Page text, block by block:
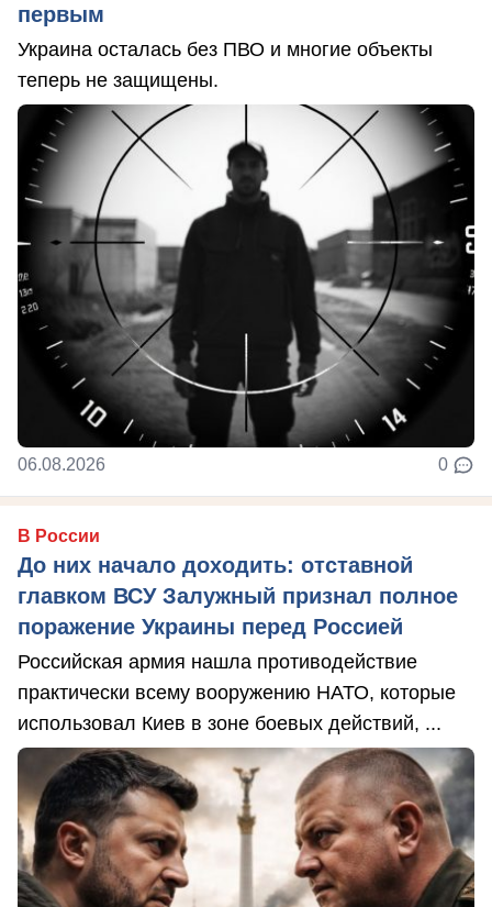
первым
Украина осталась без ПВО и многие объекты
теперь не защищены.
06.08.2026 0
В России
До них начало доходить: отставной
главком ВСУ Залужный признал полное
поражение Украины перед Россией
Российская армия нашла противодействие
практически всему вооружению НАТО, которые
использовал Киев в зоне боевых действий, ...